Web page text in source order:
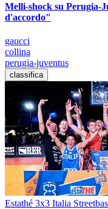
Melli-shock su Perugia-
d'accordo"
gaucci
collina
perugia-juventus
classifica
Estathé 3x3 Italia